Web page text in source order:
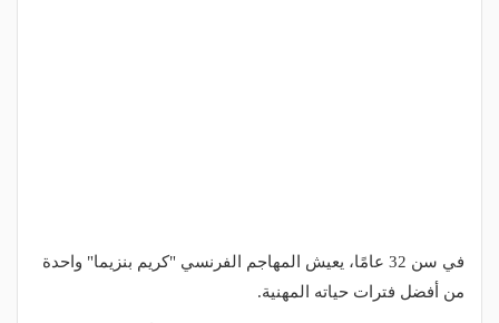
في سن 32 عامًا، يعيش المهاجم الفرنسي "كريم بنزيما" واحدة
من أفضل فترات حياته المهنية.